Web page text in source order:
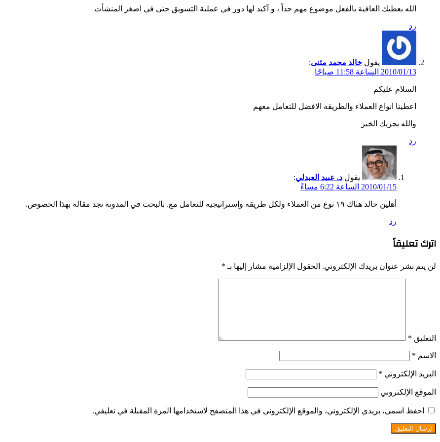
الله يعطيك العافية بالفعل موضوع مهم جداً ، و آكيد لها دور في عملية التسويق حتى في اصغر المنشأت
رد
يقول خالد محمد مثنى:
2010/01/13 الساعة 11:58 صباحًا
السلام عليكم
اعطينا انواع العملاء والطريقه الافضل للتعامل معهم
والله يجزيك الخير
رد
يقول د. عبيد العبدلي:
2010/01/15 الساعة 6:22 مساءً
أهلين خالد هناك ١٩ نوع من العملاء ولكل طريقة وإستراتيجيه للتعامل مع. بالبحث في المدونة تجد مقاله بهذا الخصوص.
رد
اترك تعليقاً
لن يتم نشر عنوان بريدك الإلكتروني. الحقول الإلزامية مشار إليها بـ *
التعليق *
الاسم *
البريد الإلكتروني *
الموقع الإلكتروني
احفظ اسمي، بريدي الإلكتروني، والموقع الإلكتروني في هذا المتصفح لاستخدامها المرة المقبلة في تعليقي.